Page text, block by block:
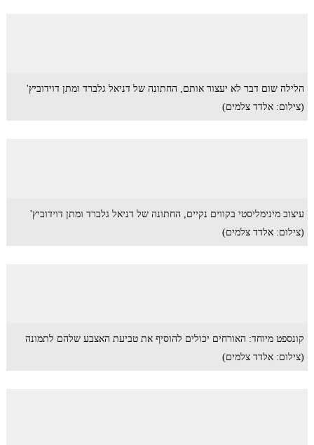
הלילה שום דבר לא יעצור אותם, החתונה של דניאל גלברד ומתן דוידוביץ'
(צילום: אלדד צלמים)
עיצוב מינימליסטי בקווים נקיים, החתונה של דניאל גלברד ומתן דוידוביץ'
(צילום: אלדד צלמים)
קונספט מיוחד: האורחים יכולים להוסיף את טביעת האצבע שלהם לתמונה
(צילום: אלדד צלמים)